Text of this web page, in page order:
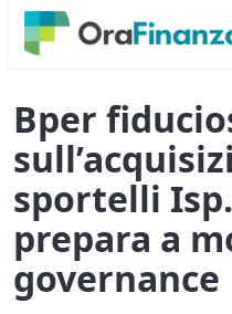
Bper
sportelli
prepara a
governance